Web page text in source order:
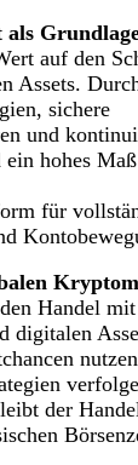
auf den
Assets.
sichere
und
hohes
für
Handel
digitalen
der